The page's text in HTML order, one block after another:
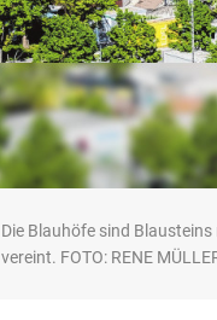
Die Blauhöfe sind
vereint. FOTO: RENE